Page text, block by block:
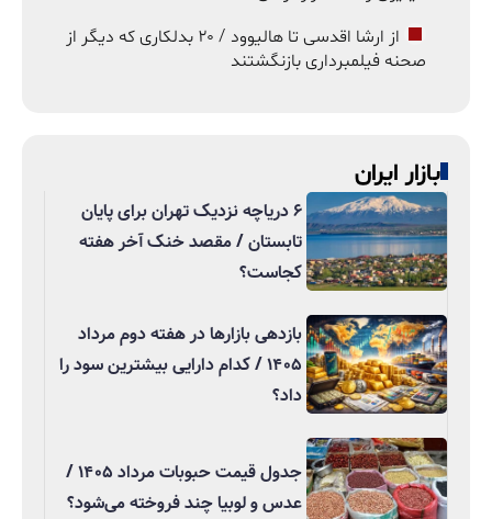
از ارشا اقدسی تا هالیوود / ۲۰ بدلکاری که دیگر از
صحنه فیلمبرداری بازنگشتند
بازار ایران
۶ دریاچه نزدیک تهران برای پایان
تابستان / مقصد خنک آخر هفته
کجاست؟
بازدهی بازارها در هفته دوم مرداد
۱۴۰۵ / کدام دارایی بیشترین سود را
داد؟
جدول قیمت حبوبات مرداد ۱۴۰۵ /
عدس و لوبیا چند فروخته می‌شود؟